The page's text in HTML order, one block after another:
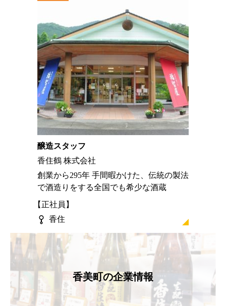
醸造スタッフ
香住鶴 株式会社
創業から295年 手間暇かけた、伝統の製法
で酒造りをする全国でも希少な酒蔵
正社員
香住
香美町の企業情報